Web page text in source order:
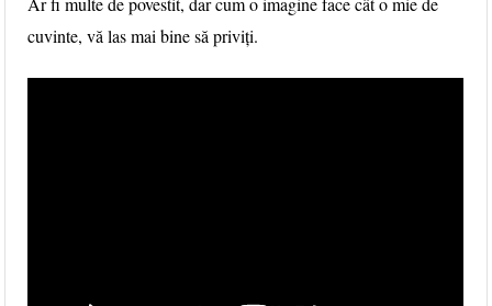
cuvinte, vă las mai bine să priviți.